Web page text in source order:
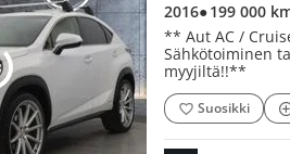
2016● 199 000
** Aut AC /
Sähkötoiminen
myyjiltä!!**
Suosikki